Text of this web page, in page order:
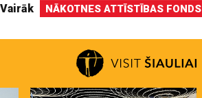
Vairāk NĀKOTNES ATTĪSTĪBAS FONDS